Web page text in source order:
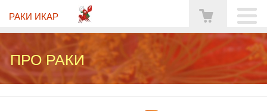
РАКИ ИКАР
ПРО РАКИ